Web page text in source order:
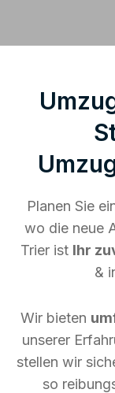
Planen Sie
wo die neue
Trier ist Ihr
&
Wir bieten
unserer
stellen wir
so